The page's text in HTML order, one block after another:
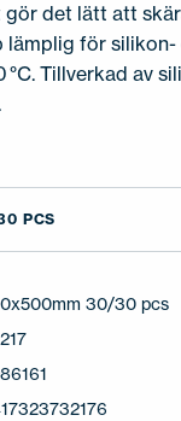
gör det lätt att
lämplig för
Tillverkad av
PCS
30/30 pcs